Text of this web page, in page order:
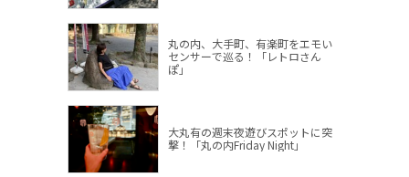
丸の内、大手町、有楽町をエモい
センサーで巡る！「レトロさん
ぽ」
大丸有の週末夜遊びスポットに突
撃！「丸の内Friday Night」